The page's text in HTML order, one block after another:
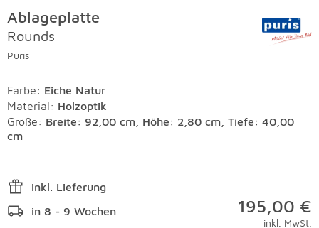
Ablageplatte
Rounds
Puris
Farbe: Eiche Natur
Material: Holzoptik
Größe: Breite: 92,00 cm, Höhe: 2,80 cm, Tiefe: 40,00
cm
inkl. Lieferung
in 8 - 9 Wochen
195,00 €
inkl. MwSt.